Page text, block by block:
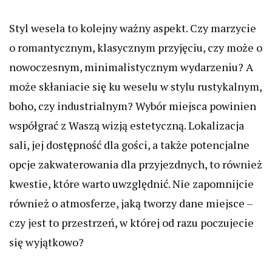
Styl wesela to kolejny ważny aspekt. Czy marzycie
o romantycznym, klasycznym przyjęciu, czy może o
nowoczesnym, minimalistycznym wydarzeniu? A
może skłaniacie się ku weselu w stylu rustykalnym,
boho, czy industrialnym? Wybór miejsca powinien
współgrać z Waszą wizją estetyczną. Lokalizacja
sali, jej dostępność dla gości, a także potencjalne
opcje zakwaterowania dla przyjezdnych, to również
kwestie, które warto uwzględnić. Nie zapomnijcie
również o atmosferze, jaką tworzy dane miejsce –
czy jest to przestrzeń, w której od razu poczujecie
się wyjątkowo?